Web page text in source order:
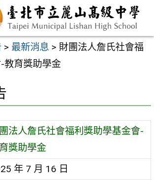
> 最新消息 > 財團法人詹氏社會福
教育獎助學金
法人詹氏社會福利獎助學基金會-
獎助學金
年 7 月 16 日